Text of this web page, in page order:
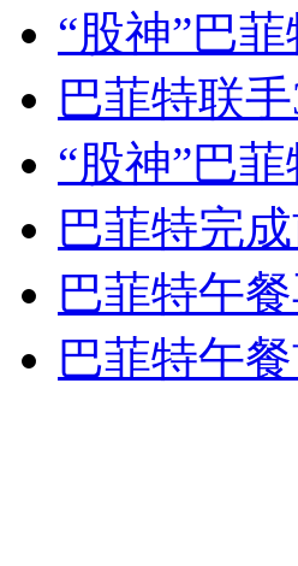
无痛分娩是否安全 医生回应
外交部：反对强权政治霸凌
外交部：有关国家言论片面
“股神”巴
巴菲特联
“股神”巴
巴菲特完
巴菲特午
巴菲特午